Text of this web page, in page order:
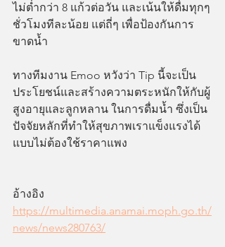
ไม่ต่ำกว่า 8 แก้วต่อวัน และเน้นให้ดื่มทุกๆ
ชั่วโมงทีละน้อย แต่ถี่ๆ เพื่อป้องกันการ
ขาดน้ำ
ทางทีมงาน Emoo หวังว่า Tip นี้จะเป็น
ประโยชน์และสร้างความตระหนักให้กับผู้
สูงอายุและลูกหลาน ในการดื่มน้ำ ซึ่งเป็น
ปัจจัยหลักที่ทำให้สุขภาพเราแข็งแรงได้
แบบไม่ต้องใช้ราคาแพง
อ้างอิง
https://multimedia.anamai.moph.go.th/
news/news280763/